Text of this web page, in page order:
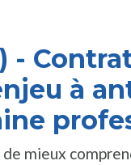
-
à
de mieux